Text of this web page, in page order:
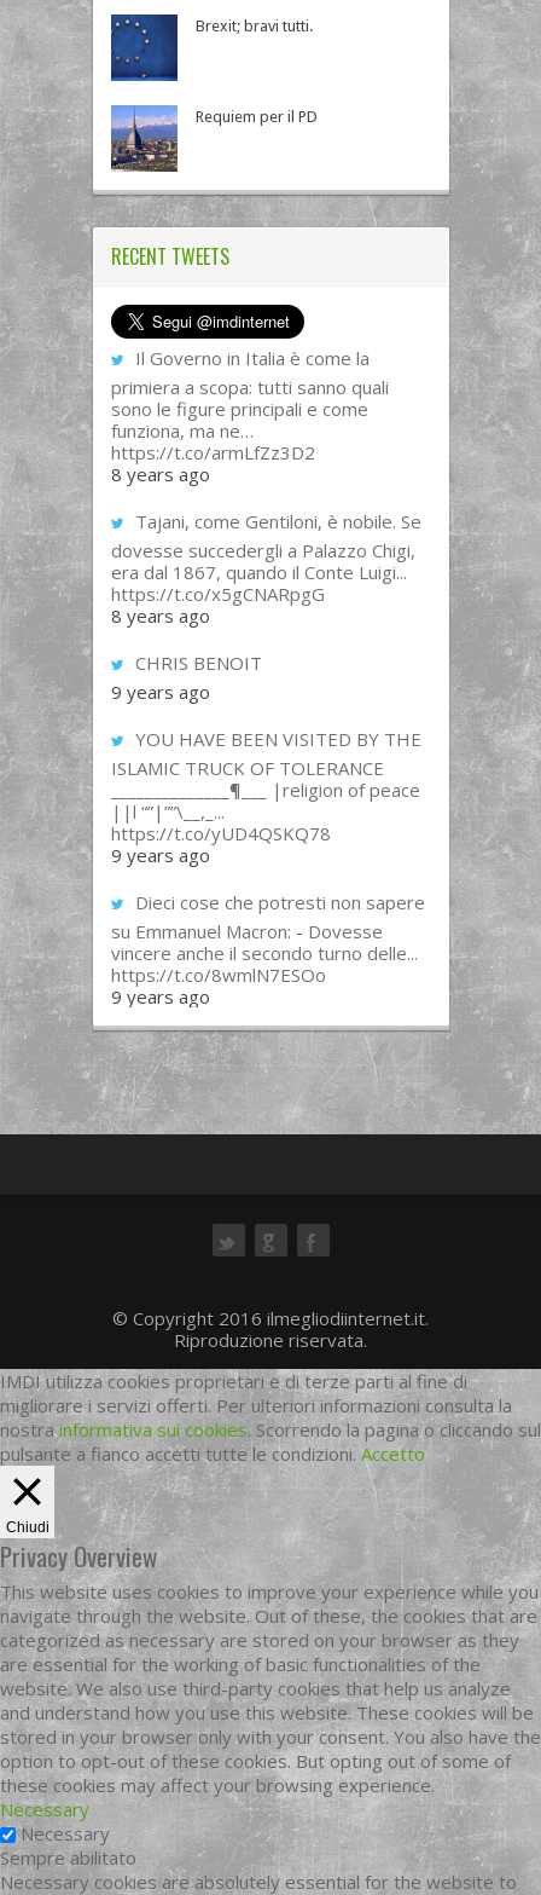
Brexit; bravi tutti.
Requiem per il PD
RECENT TWEETS
Il Governo in Italia è come la
primiera a scopa: tutti sanno quali
sono le figure principali e come
funziona, ma ne…
https://t.co/armLfZz3D2
8 years ago
Tajani, come Gentiloni, è nobile. Se
dovesse succedergli a Palazzo Chigi,
era dal 1867, quando il Conte Luigi...
https://t.co/x5gCNARpgG
8 years ago
CHRIS BENOIT
9 years ago
YOU HAVE BEEN VISITED BY THE
ISLAMIC TRUCK OF TOLERANCE
______________¶___ |religion of peace
||l “”|””\__,_...
https://t.co/yUD4QSKQ78
9 years ago
Dieci cose che potresti non sapere
su Emmanuel Macron: - Dovesse
vincere anche il secondo turno delle...
https://t.co/8wmlN7ESOo
9 years ago
© Copyright 2016 ilmegliodiinternet.it.
Riproduzione riservata.
IMDI utilizza cookies proprietari e di terze parti al fine di
migliorare i servizi offerti. Per ulteriori informazioni consulta la
nostrainformativa sui cookies. Scorrendo la pagina o cliccando sul
pulsante a fianco accetti tutte le condizioni. Accetto
Chiudi
Privacy Overview
This website uses cookies to improve your experience while you
navigate through the website. Out of these, the cookies that are
categorized as necessary are stored on your browser as they
are essential for the working of basic functionalities of the
website. We also use third-party cookies that help us analyze
and understand how you use this website. These cookies will be
stored in your browser only with your consent. You also have the
option to opt-out of these cookies. But opting out of some of
these cookies may affect your browsing experience.
Necessary
Necessary
Sempre abilitato
Necessary cookies are absolutely essential for the website to